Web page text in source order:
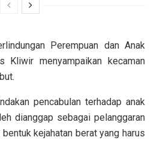
Perempuan dan Anak
Kliwir menyampaikan kecaman
pencabulan terhadap anak
dianggap sebagai pelanggaran
kejahatan berat yang harus